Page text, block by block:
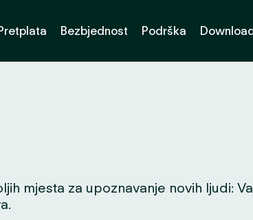
Bezbjednost Podrška
mjesta za upoznavanje novih ljudi: